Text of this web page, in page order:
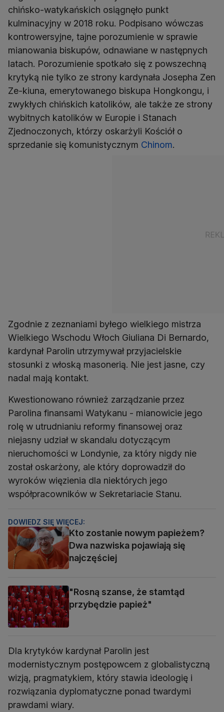
chińsko-watykańskich osiągnęło punkt
kulminacyjny w 2018 roku. Podpisano wówczas
kontrowersyjne, tajne porozumienie w sprawie
mianowania biskupów, odnawiane w następnych
latach. Porozumienie spotkało się z powszechną
krytyką nie tylko ze strony kardynała Josepha Zen
Ze-kiuna, emerytowanego biskupa Hongkongu, i
zwykłych chińskich katolików, ale także ze strony
wybitnych katolików w Europie i Stanach
Zjednoczonych, którzy oskarżyli Kościół o
sprzedanie się komunistycznym Chinom.
Zgodnie z zeznaniami byłego wielkiego mistrza
Wielkiego Wschodu Włoch Giuliana Di Bernardo,
kardynał Parolin utrzymywał przyjacielskie
stosunki z włoską masonerią. Nie jest jasne, czy
nadal mają kontakt.
Kwestionowano również zarządzanie przez
Parolina finansami Watykanu - mianowicie jego
rolę w utrudnianiu reformy finansowej oraz
niejasny udział w skandalu dotyczącym
nieruchomości w Londynie, za który nigdy nie
został oskarżony, ale który doprowadził do
wyroków więzienia dla niektórych jego
współpracowników w Sekretariacie Stanu.
DOWIEDZ SIĘ WIĘCEJ:
Kto zostanie nowym papieżem?
Dwa nazwiska pojawiają się
najczęściej
"Rosną szanse, że stamtąd
przybędzie papież"
Dla krytyków kardynał Parolin jest
modernistycznym postępowcem z globalistyczną
wizją, pragmatykiem, który stawia ideologię i
rozwiązania dyplomatyczne ponad twardymi
prawdami wiary.